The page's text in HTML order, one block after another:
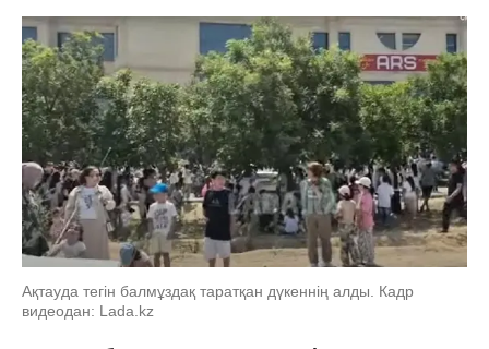
Ақтауда тегін балмұздақ таратқан дүкеннің алды. Кадр
видеодан: Lada.kz